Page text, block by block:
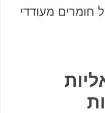
חומרים מעודדי